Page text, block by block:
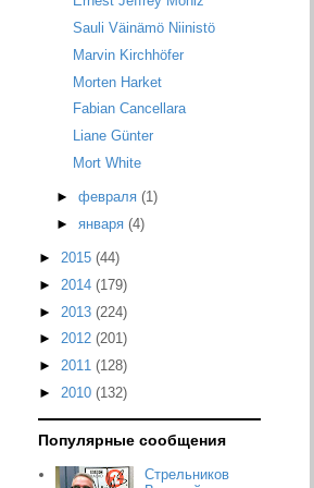
Sauli Väinämö Niinistö
Marvin Kirchhöfer
Morten Harket
Fabian Cancellara
Liane Günter
Mort White
► февраля (1)
► января (4)
► 2015 (44)
► 2014 (179)
► 2013 (224)
► 2012 (201)
► 2011 (128)
► 2010 (132)
Популярные сообщения
Стрельников